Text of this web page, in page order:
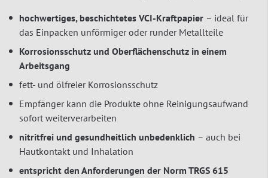
hochwertiges, beschichtetes VCI-Kraftpapier – ideal für
das Einpacken unförmiger oder runder Metallteile
Korrosionsschutz und Oberflächenschutz in einem
Arbeitsgang
fett- und ölfreier Korrosionsschutz
Empfänger kann die Produkte ohne Reinigungsaufwand
sofort weiterverarbeiten
nitritfrei und gesundheitlich unbedenklich – auch bei
Hautkontakt und Inhalation
entspricht den Anforderungen der Norm TRGS 615